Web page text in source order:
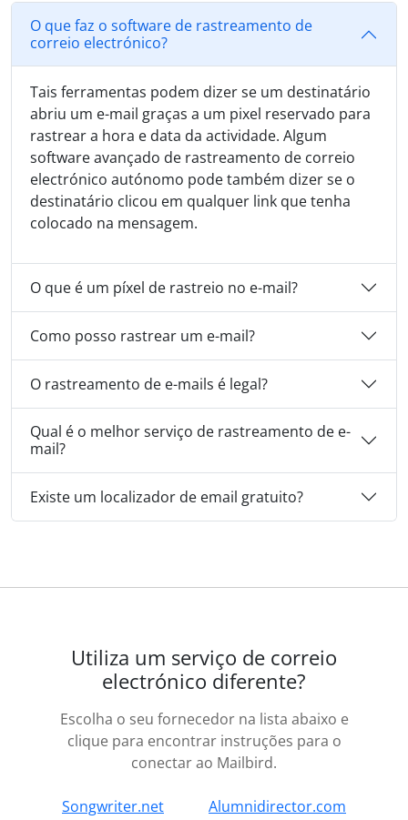
O que faz o software de rastreamento de
correio electrónico?
Tais ferramentas podem dizer se um destinatário
abriu um e-mail graças a um pixel reservado para
rastrear a hora e data da actividade. Algum
software avançado de rastreamento de correio
electrónico autónomo pode também dizer se o
destinatário clicou em qualquer link que tenha
colocado na mensagem.
O que é um píxel de rastreio no e-mail?
Como posso rastrear um e-mail?
O rastreamento de e-mails é legal?
Qual é o melhor serviço de rastreamento de e-
mail?
Existe um localizador de email gratuito?
Utiliza um serviço de correio
electrónico diferente?
Escolha o seu fornecedor na lista abaixo e
clique para encontrar instruções para o
conectar ao Mailbird.
Songwriter.net
Alumnidirector.com